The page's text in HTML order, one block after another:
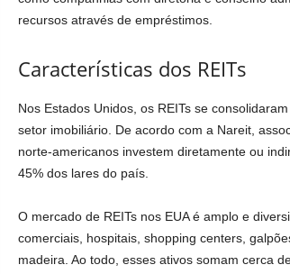
recursos através de empréstimos.
Características dos REITs
Nos Estados Unidos, os REITs se
setor imobiliário. De acordo com a Nareit,
norte-americanos investem diretamente ou
45% dos lares do país.
O mercado de REITs nos EUA é amplo e
comerciais, hospitais, shopping centers,
madeira. Ao todo, esses ativos somam cerca